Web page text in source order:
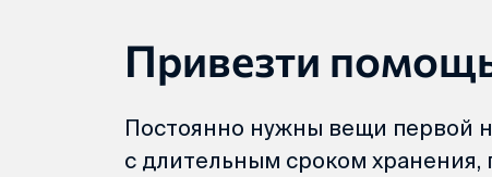
Привезти
Постоянно нужны вещи первой
с длительным сроком хранения,